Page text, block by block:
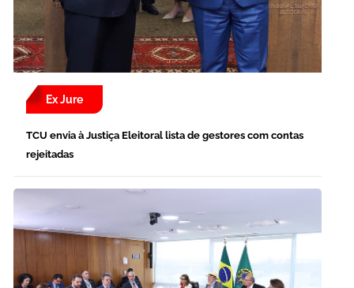
Ex Jure
TCU envia à Justiça Eleitoral lista de gestores com contas
rejeitadas